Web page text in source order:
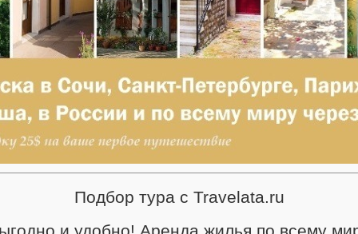
Подбор тура с Travelata.ru